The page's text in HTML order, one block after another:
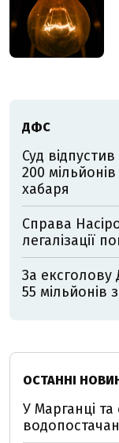
ДФС
Суд
200
хабаря
Справа
легалізації
За
55 мільйонів
ОСТАННІ
У Марганці та